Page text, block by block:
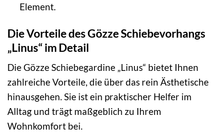
Element.
Die Vorteile des Gözze Schiebevorhangs
„Linus“ im Detail
Die Gözze Schiebegardine „Linus“ bietet Ihnen
zahlreiche Vorteile, die über das rein Ästhetische
hinausgehen. Sie ist ein praktischer Helfer im
Alltag und trägt maßgeblich zu Ihrem
Wohnkomfort bei.